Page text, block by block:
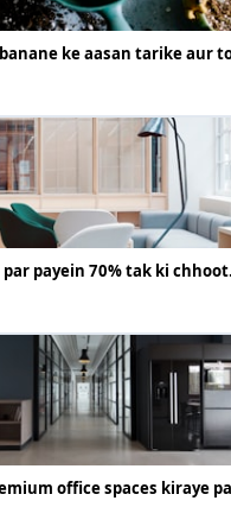
ke aasan tarike aur
payein 70% tak ki
office spaces kiraye